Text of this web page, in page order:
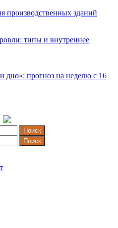
производственных зданий
типы и внутреннее
дно»: прогноз на неделю с 16